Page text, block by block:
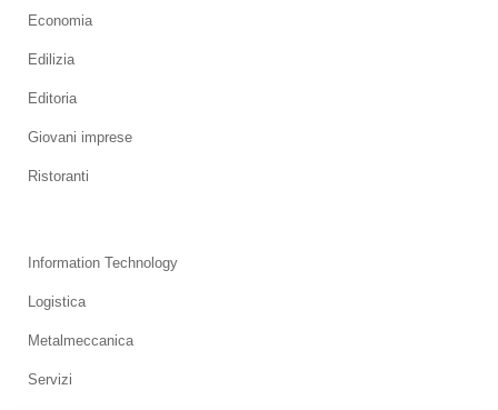
Economia
Edilizia
Editoria
Giovani imprese
Ristoranti
Information Technology
Logistica
Metalmeccanica
Servizi